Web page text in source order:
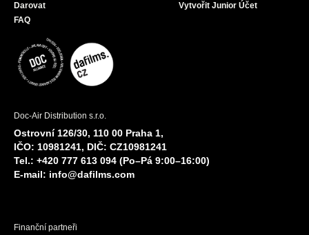
Darovat
FAQ
Vytvořit Junior Účet
Doc-Air Distribution s.r.o.
Ostrovní 126/30, 110 00 Praha 1,
IČO: 10981241, DIČ: CZ10981241
Tel.: +420 777 613 094 (Po–Pá 9:00–16:00)
E-mail: info@dafilms.com
Finanční partneři